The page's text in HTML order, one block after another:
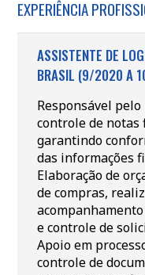
EXPERIÊNCIA
ASSISTENTE DE
BRASIL (9/2020 A
Responsável
controle de notas
garantindo
das informações
Elaboração de
de compras,
e controle de
Apoio em
controle de